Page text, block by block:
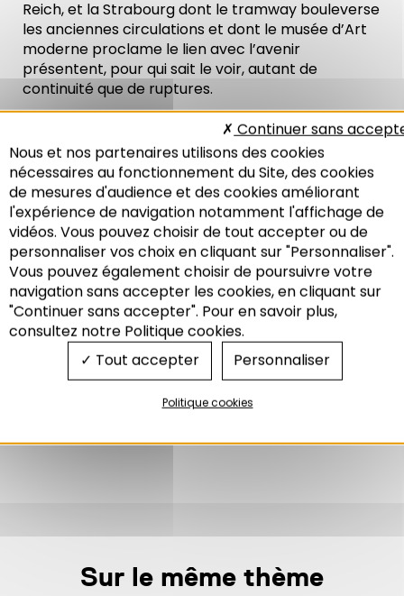
Recherche
Reich, et la Strabourg dont le tramway bouleverse
les anciennes circulations et dont le musée d’Art
moderne proclame le lien avec l’avenir
présentent, pour qui sait le voir, autant de
continuité que de ruptures.
Ce guide a été réalisé en partenariat avec l’Adeus,
la Caisse des dépôts et consignations, la Direction
régionale des affaires culturelles d’Alsace et la
Société d’aménagement et d’équipement de la
région de Strasbourg.
Cet ouvrage, fruit de plusieurs années de
recherche, est consultable dans les bibliothèques
et centres de documentation strasbourgeois,
dont ceux de l’Adeus et des universités. L’Adeus a
renoncé à sa diffusion en librairie compte tenu
des droits à l’image en vigueur
LIVRE
Sur le même thème
Nous et nos partenaires utilisons des cookies
nécessaires au fonctionnement du Site, des cookies
de mesures d'audience et des cookies améliorant
l'expérience de navigation notamment l'affichage de
vidéos. Vous pouvez choisir de tout accepter ou de
personnaliser vos choix en cliquant sur "Personnaliser".
Vous pouvez également choisir de poursuivre votre
navigation sans accepter les cookies, en cliquant sur
"Continuer sans accepter". Pour en savoir plus,
consultez notre Politique cookies.
Tout accepter
Continuer sans
Personnaliser
Politique cookies